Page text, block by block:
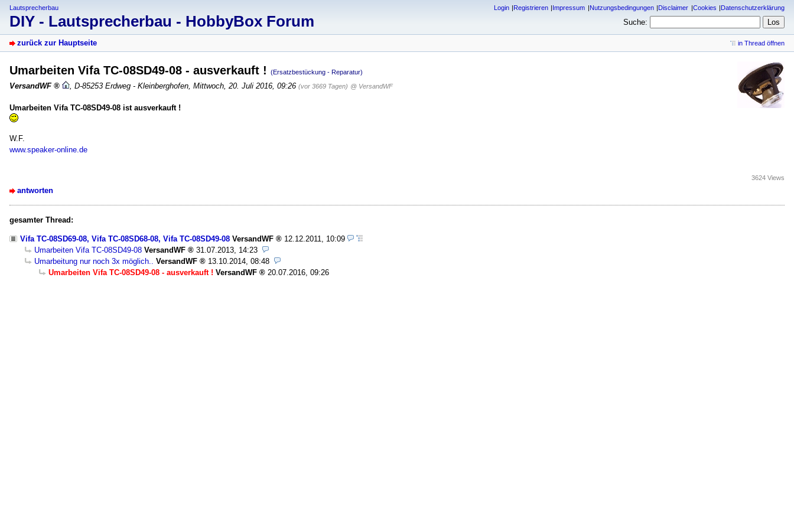
Lautsprecherbau
DIY - Lautsprecherbau - HobbyBox Forum
Login Registrieren Impressum Nutzungsbedingungen Disclaimer Cookies Datenschutzerklärung
Suche:
zurück zur Hauptseite in Thread öffnen
Umarbeiten Vifa TC-08SD49-08 - ausverkauft ! (Ersatzbestückung - Reparatur)
VersandWF , D-85253 Erdweg - Kleinberghofen, Mittwoch, 20. Juli 2016, 09:26 (vor 3669 Tagen) @ VersandWF
Umarbeiten Vifa TC-08SD49-08 ist ausverkauft !
W.F.
www.speaker-online.de
antworten
3624 Views
gesamter Thread:
Vifa TC-08SD69-08, Vifa TC-08SD68-08, Vifa TC-08SD49-08 VersandWF
12.12.2011, 10:09
Umarbeiten Vifa TC-08SD49-08 VersandWF
31.07.2013, 14:23
Umarbeitung nur noch 3x möglich..
VersandWF
13.10.2014, 08:48
Umarbeiten Vifa TC-08SD49-08 - ausverkauft ! VersandWF 20.07.2016, 09:26